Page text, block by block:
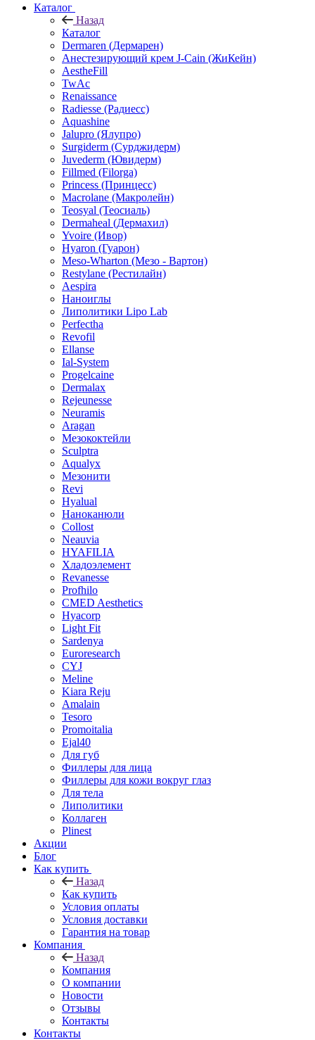
Каталог
Назад
Каталог
Dermaren (Дермарен)
Анестезирующий крем J-Cain (ЖиКейн)
AestheFill
TwAc
Renaissance
Radiesse (Радиесс)
Aquashine
Jalupro (Ялупро)
Surgiderm (Сурджидерм)
Juvederm (Ювидерм)
Fillmed (Filorga)
Princess (Принцесс)
Macrolane (Макролейн)
Teosyal (Теосиаль)
Dermaheal (Дермахил)
Yvoire (Ивор)
Hyaron (Гуарон)
Meso-Wharton (Мезо - Вартон)
Restylane (Рестилайн)
Aespira
Наноиглы
Липолитики Lipo Lab
Perfectha
Revofil
Ellanse
Ial-System
Progelcaine
Dermalax
Rejeunesse
Neuramis
Aragan
Мезококтейли
Sculptra
Aqualyx
Мезонити
Revi
Hyalual
Наноканюли
Collost
Neauvia
HYAFILIA
Хладоэлемент
Revanesse
Profhilo
CMED Aesthetics
Hyacorp
Light Fit
Sardenya
Euroresearch
CYJ
Meline
Kiara Reju
Amalain
Tesoro
Promoitalia
Ejal40
Для губ
Филлеры для лица
Филлеры для кожи вокруг глаз
Для тела
Липолитики
Коллаген
Plinest
Акции
Блог
Как купить
Назад
Как купить
Условия оплаты
Условия доставки
Гарантия на товар
Компания
Назад
Компания
О компании
Новости
Отзывы
Контакты
Контакты